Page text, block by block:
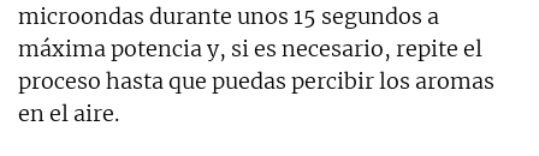
microondas durante unos 15 segundos a
máxima potencia y, si es necesario, repite el
proceso hasta que puedas percibir los aromas
en el aire.